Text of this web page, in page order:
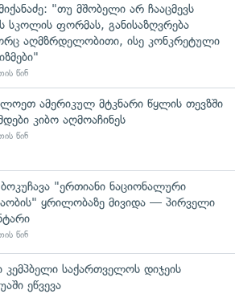
"თუ მშობელი არ ჩააცმევს
სკოლის ფორმას, განისაზღვრება
აღმზრდელობითი, ისე კონკრეტული
წინ
ამერიკულ მტკნარი წყლის თევზში
კიბო აღმოაჩინეს
წინ
"ერთიანი ნაციონალური
ყრილობაზე მივიდა — პირველი
წინ
კემპბელი საქართველოს დიჯეის
ეწვევა